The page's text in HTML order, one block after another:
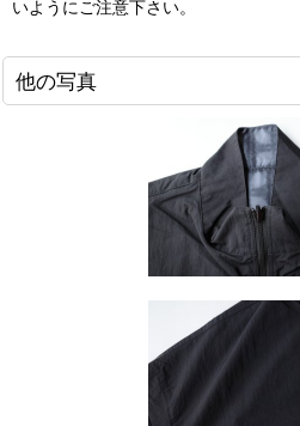
いようにご注意下さい。
他の写真